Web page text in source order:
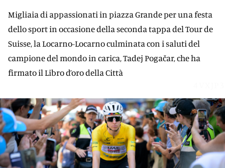
Migliaia di appassionati in piazza Grande per una festa
dello sport in occasione della seconda tappa del Tour de
Suisse, la Locarno-Locarno culminata con i saluti del
campione del mondo in carica, Tadej Pogačar, che ha
firmato il Libro d’oro della Città